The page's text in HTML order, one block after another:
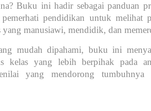
Buku ini hadir sebagai panduan
pendidikan untuk melihat
yang manusiawi, mendidik, dan
mudah dipahami, buku ini
kelas yang lebih berpihak pada
yang mendorong tumbuhnya